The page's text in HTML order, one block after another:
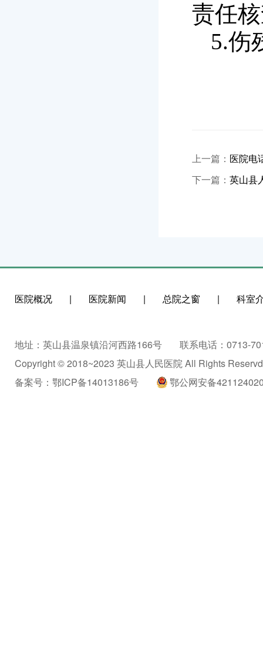
责任
5.伤
上一篇： 医院电
下一篇： 英山县
医院概况 | 医院新闻 | 总院之窗 | 科室
地址：英山县温泉镇沿河西路166号
联系电话：0713-
Copyright © 2018~2023 英山县人民医院 All Rights
备案号： 鄂ICP备14013186号 鄂公网安备